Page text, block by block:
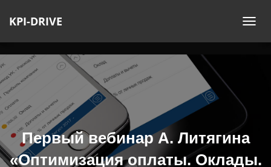
KPI-DRIVE
Е
Ч
И
Т
Первый вебинар А. Литягина
«Оптимизация оплаты. Оклады.